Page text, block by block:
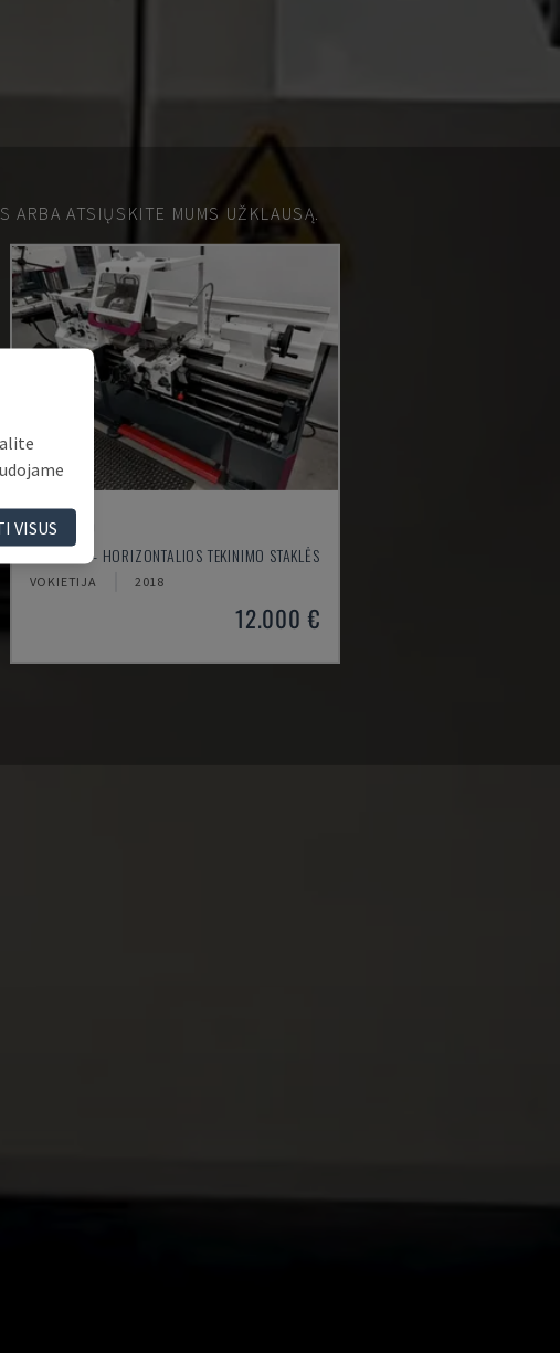
ARBA ATSIŲSKITE MUMS UŽKLAUSĄ.
TH 4610
OPTIMUM - HORIZONTALIOS TEKINIMO STAKLĖS
VOKIETIJA 2018
12.000 €
VISUS